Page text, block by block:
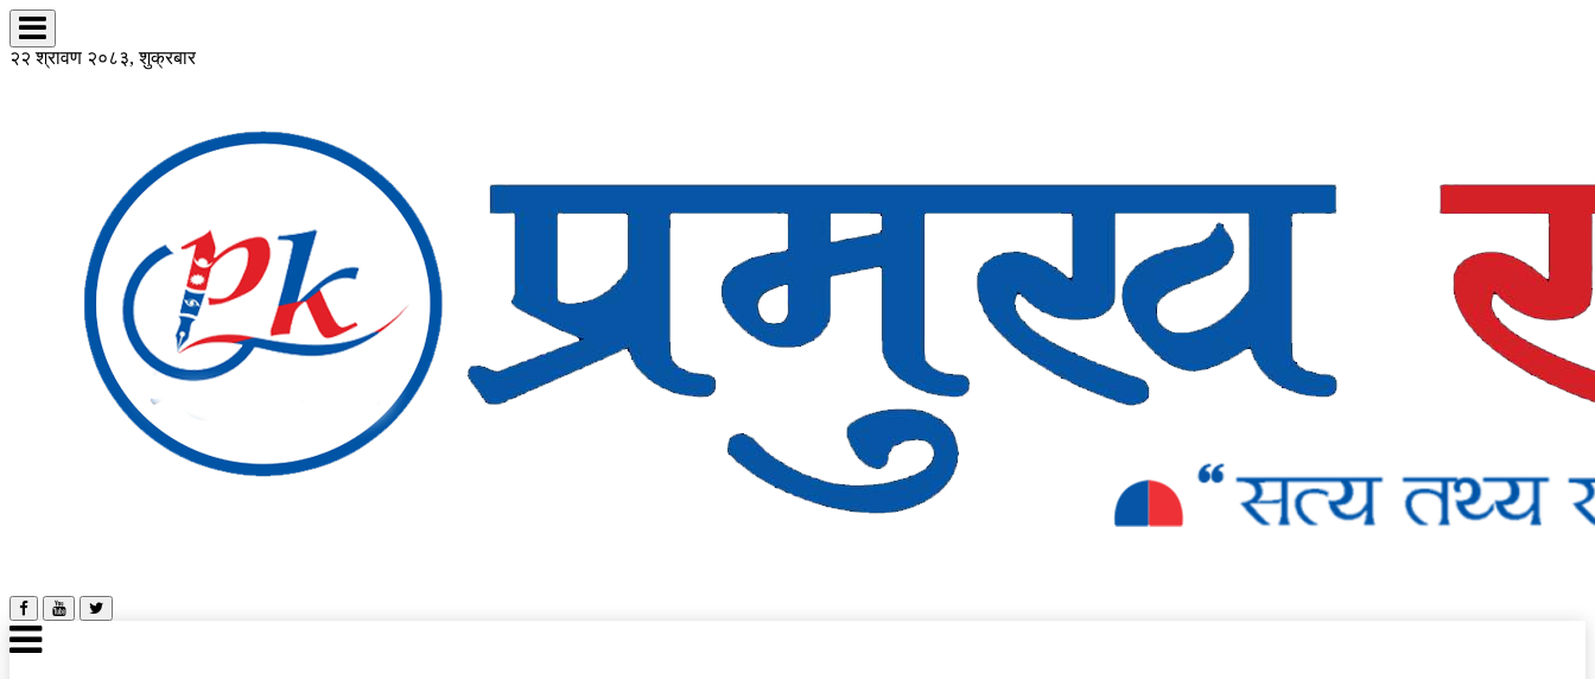
२२ श्रावण २०८३, शुक्रबार